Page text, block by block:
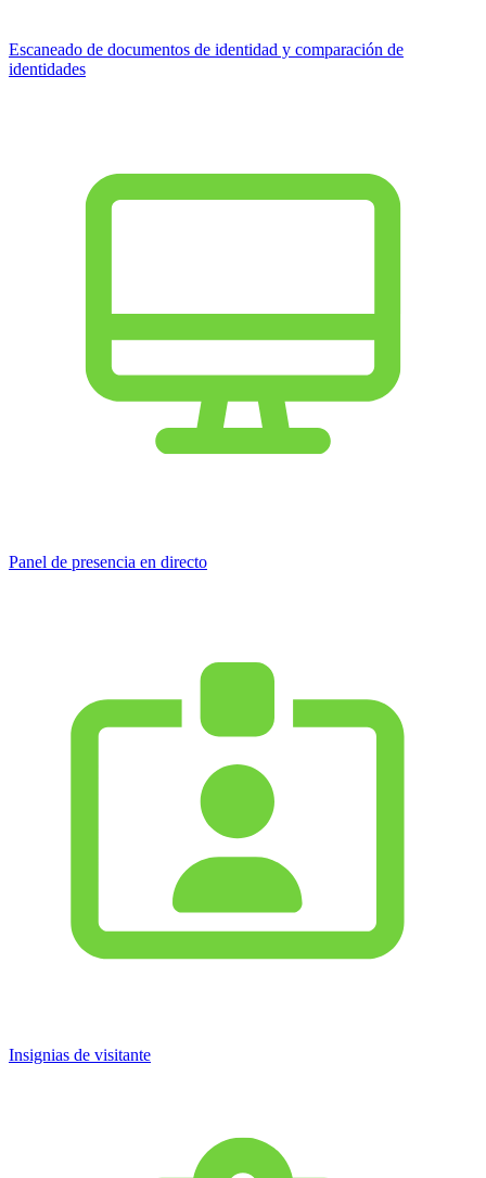
Escaneado de documentos de identidad y comparación de
identidades
Panel de presencia en directo
Insignias de visitante